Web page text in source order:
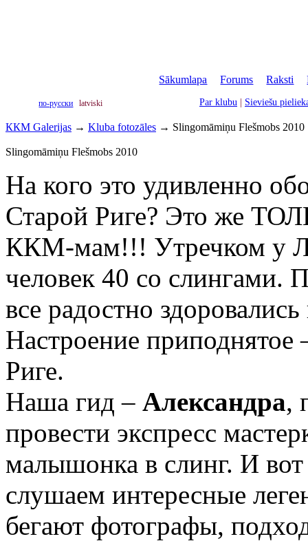
Sākumlapa |Forums |Raksti |
по-русски latviski Par klubu Sieviešu
ККМ Galerijas → Kluba fotozāles → Slingomāmiņu Flešmobs 2010
Slingomāmiņu Flešmobs 2010
На кого это удивленно
Старой Риге? Это же
ККМ-мам!!! Утречком у
человек 40 со слингами.
все радостно
Настроение
Риге.
Наша гид – Александра,
провести экспресс
малышонка в слинг. И
слушаем интересные
бегают фотографы,